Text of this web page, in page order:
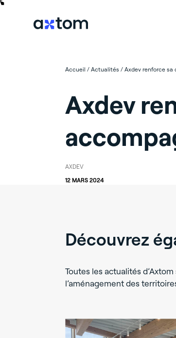
Accueil /Actualités /Axdev renforce
Axdev
AXDEV
12 MARS 2024
Découvrez
Toutes les actualités
l’aménagement des